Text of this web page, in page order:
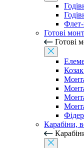
Флет-
Готові
Готові
Карабіни,